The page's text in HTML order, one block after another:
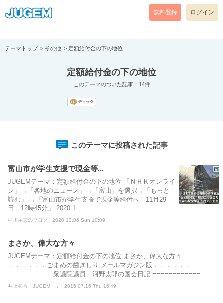
[pear_error: message="Success" code=0 mode=return level=notice
prefix="" info=""]
無料登録 ログイン
テーマトップ その他 定額給付金の下の地位
定額給付金の下の地位
このテーマのついた記事：14件
このテーマに投稿された記事
富山市が学生支援で現金等...
JUGEMテーマ：定額給付金の下の地位 「ＮＨＫオンライ
ン」→「各地のニュース」→「富山」を選択→「もっと
読む」 →「富山市が学生支援で現金等給付へ 11月29
日 12時45分」 2020.1...
中川岳志のブログ | 2020.12.06 Sun 10:09
まさか、偉大な方々
JUGEMテーマ：定額給付金の下の地位 まさか、偉大な方々
．．．．．．ごまめの歯ぎしり メールマガジン版．．．．．．
衆議院議員 河野太郎の国会日記 ============...
井上和香・JUGEM・... | 2015.07.16 Thu 16:49